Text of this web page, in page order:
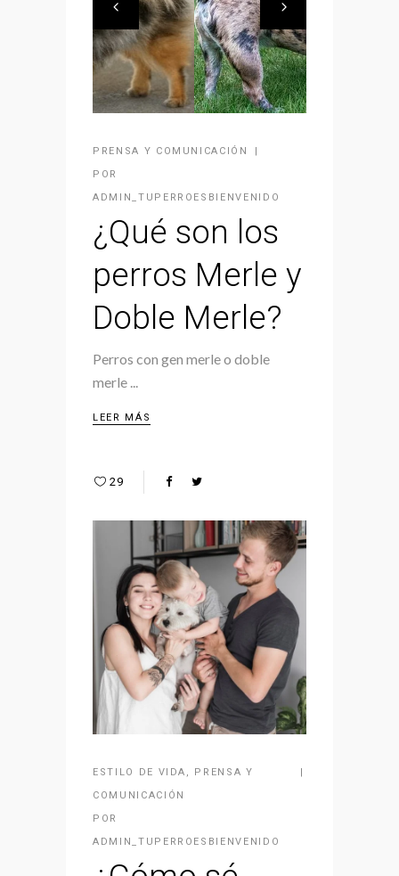
PRENSA Y COMUNICACIÓN
POR
ADMIN_TUPERROESBIENVENIDO
¿Qué son los
perros Merle y
Doble Merle?
Perros con gen merle o doble
merle
LEER MÁS
29
ESTILO DE VIDA ,
PRENSA Y
COMUNICACIÓN
POR
ADMIN_TUPERROESBIENVENIDO